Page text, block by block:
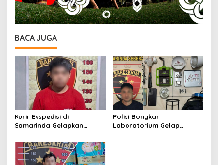
BACA JUGA
Kurir Ekspedisi di
Samarinda Gelapkan
Barang Elektronik Lainnya,
Kerugian Capai Rp 98 Juta
Polisi Bongkar
Laboratorium Gelap